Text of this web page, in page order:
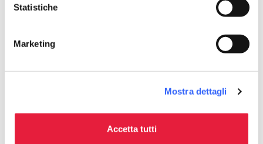
Statistiche
Marketing
Mostra dettagli
Accetta tutti
20 min
50 min
Dove mangiare